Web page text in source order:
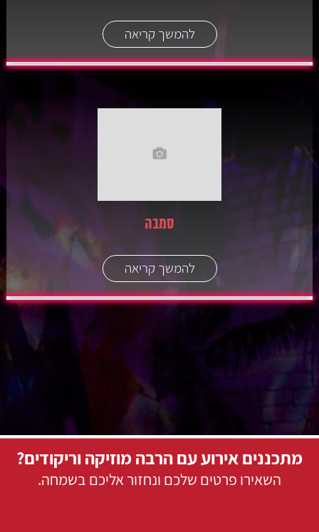
להמשך קריאה
סמבה
להמשך קריאה
מתכננים אירוע עם הרבה מוזיקה וריקודים?
השאירו פרטים שלכם ונחזור אליכם בשמחה.